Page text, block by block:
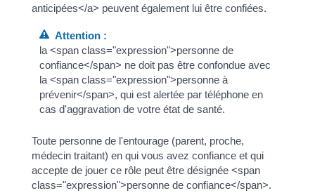
anticipées</a> peuvent également lui être confiées.
Attention :
la <span class="expression">personne de
confiance</span> ne doit pas être confondue avec
la <span class="expression">personne à
prévenir</span>, qui est alertée par téléphone en
cas d'aggravation de votre état de santé.
Toute personne de l'entourage (parent, proche,
médecin traitant) en qui vous avez confiance et qui
accepte de jouer ce rôle peut être désignée <span
class="expression">personne de confiance</span>.